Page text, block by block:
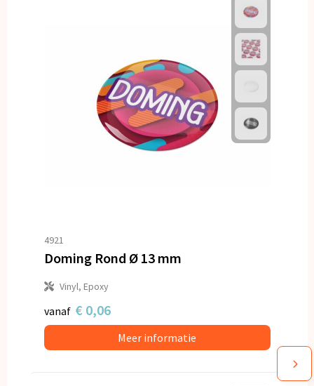
4921
Doming Rond Ø 13 mm
Vinyl, Epoxy
vanaf € 0,06
Meer informatie